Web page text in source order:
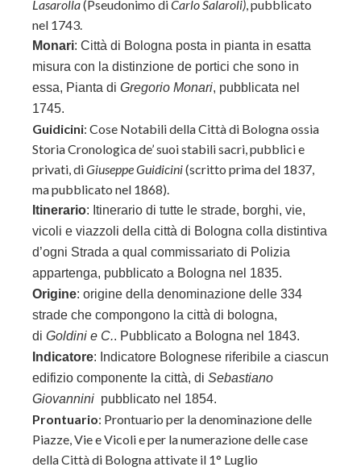
Lasarolla(Pseudonimo diCarlo Salaroli), pubblicato
nel 1743.
Monari: Città di Bologna posta in pianta in esatta
misura con la distinzione de portici che sono in
essa, Pianta di Gregorio Monari, pubblicata nel
1745.
Guidicini: Cose Notabili della Città di Bologna ossia
Storia Cronologica de’ suoi stabili sacri, pubblici e
privati, diGiuseppe Guidicini(scritto prima del 1837,
ma pubblicato nel 1868).
Itinerario: Itinerario di tutte le strade, borghi, vie,
vicoli e viazzoli della città di Bologna colla distintiva
d’ogni Strada a qual commissariato di Polizia
appartenga, pubblicato a Bologna nel 1835.
Origine: origine della denominazione delle 334
strade che compongono la città di bologna,
di Goldini e C.. Pubblicato a Bologna nel 1843.
Indicatore: Indicatore Bolognese riferibile a ciascun
edifizio componente la città, di Sebastiano
Giovannini pubblicato nel 1854.
Prontuario: Prontuario per la denominazione delle
Piazze, Vie e Vicoli e per la numerazione delle case
della Città di Bologna attivate il 1° Luglio